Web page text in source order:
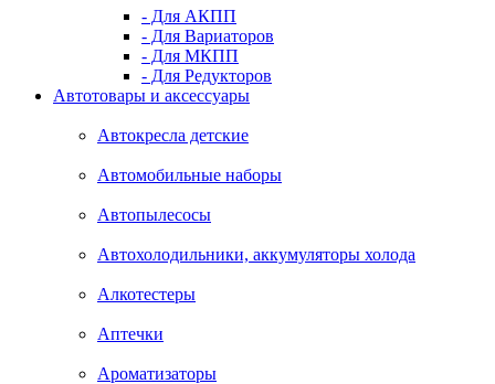
- Для АКПП
- Для Вариаторов
- Для МКПП
- Для Редукторов
Автотовары и аксессуары
Автокресла детские
Автомобильные наборы
Автопылесосы
Автохолодильники, аккумуляторы холода
Алкотестеры
Аптечки
Ароматизаторы